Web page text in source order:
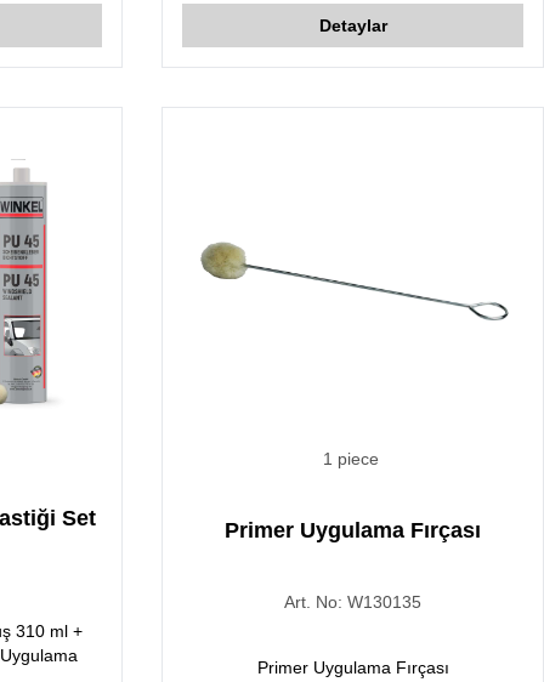
Detaylar
Set
310 ml +
1 piece
Primer Uygulama Fırçası
Art. No:W130135
Primer Uygulama Fırçası